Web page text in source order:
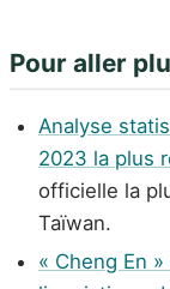
Pour aller
Analyse
2023 la plus
officielle la
Taïwan.
« Cheng En